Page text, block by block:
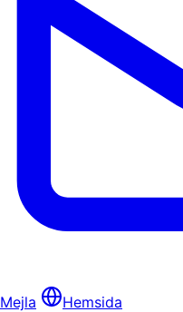
Mejla Hemsida